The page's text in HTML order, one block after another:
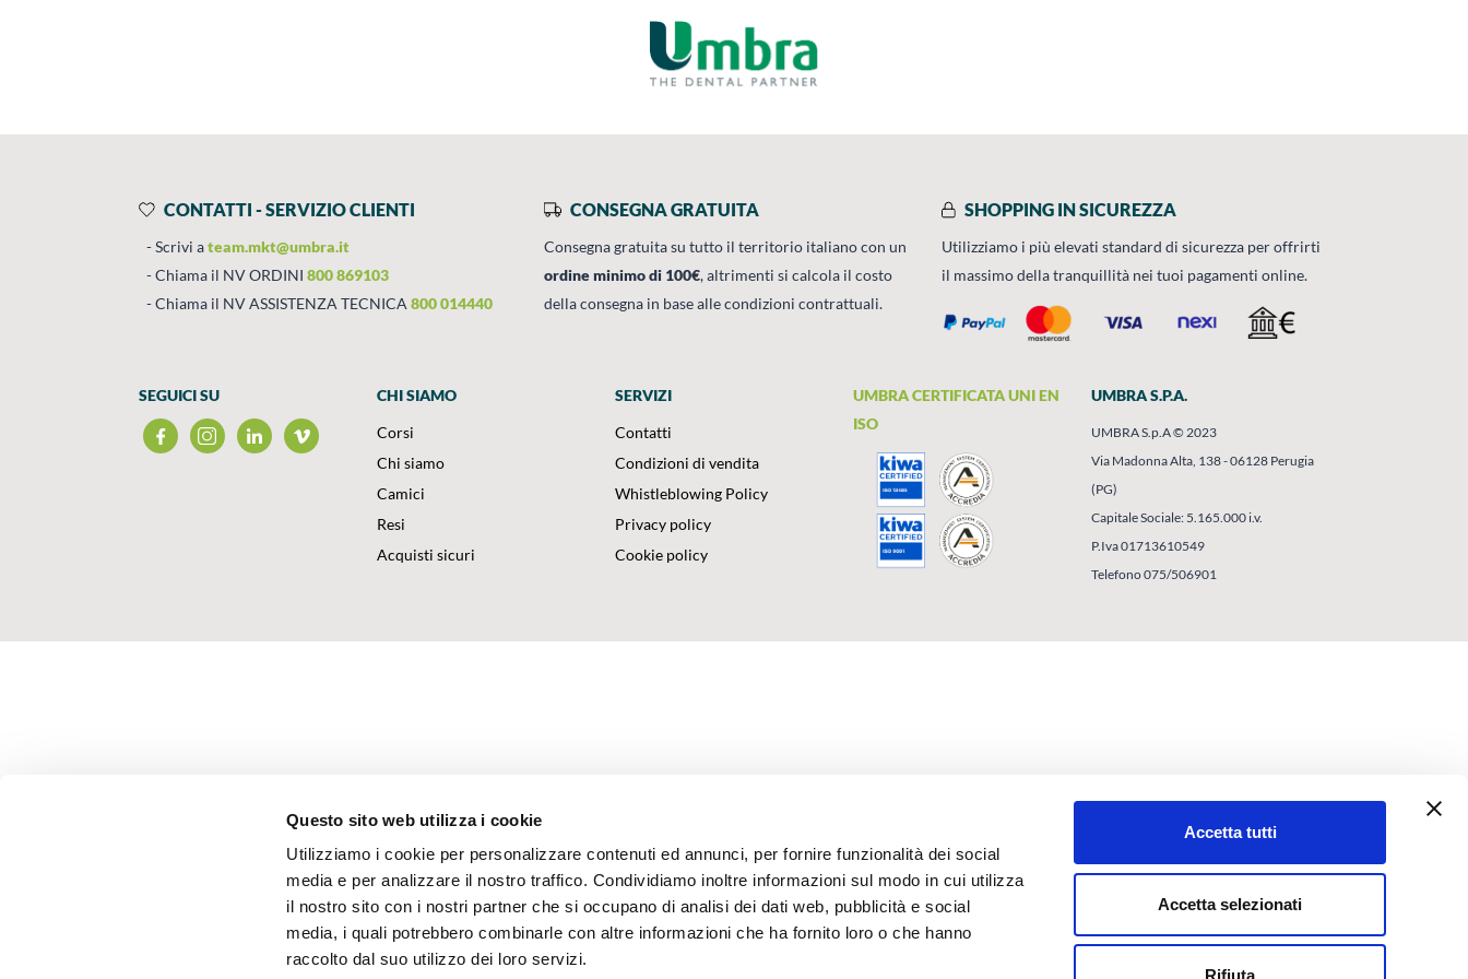
Questo sito web utilizza i cookie
Utilizziamo i cookie per personalizzare contenuti ed annunci, per fornire funzionalità dei social
media e per analizzare il nostro traffico. Condividiamo inoltre informazioni sul modo in cui utilizza
il nostro sito con i nostri partner che si occupano di analisi dei dati web, pubblicità e social
media, i quali potrebbero combinarle con altre informazioni che ha fornito loro o che hanno
raccolto dal suo utilizzo dei loro servizi.
Accetta tutti
Accetta selezionati
Rifiuta
CONTATTI - SERVIZIO CLIENTI
Scrivi ateam.mkt@umbra.it
Chiama il NV ORDINI 800 869103
Chiama il NV ASSISTENZA TECNICA 800 014440
CONSEGNA GRATUITA
Consegna gratuita su tutto il territorio italiano con un
ordine minimo di 100€, altrimenti si calcola il costo
della consegna in base alle condizioni contrattuali.
SHOPPING IN SICUREZZA
Utilizziamo i più elevati standard di sicurezza per offrirti
il massimo della tranquillità nei tuoi pagamenti online.
SEGUICI SU
CHI SIAMO
Corsi
Chi siamo
Camici
Resi
Acquisti sicuri
SERVIZI
Contatti
Condizioni di vendita
Whistleblowing Policy
Privacy policy
Cookie policy
UMBRA CERTIFICATA UNI EN
ISO
UMBRA S.P.A.
UMBRA S.p.A © 2023
Via Madonna Alta, 138 - 06128 Perugia
(PG)
Capitale Sociale: 5.165.000 i.v.
P.Iva 01713610549
Telefono 075/506901